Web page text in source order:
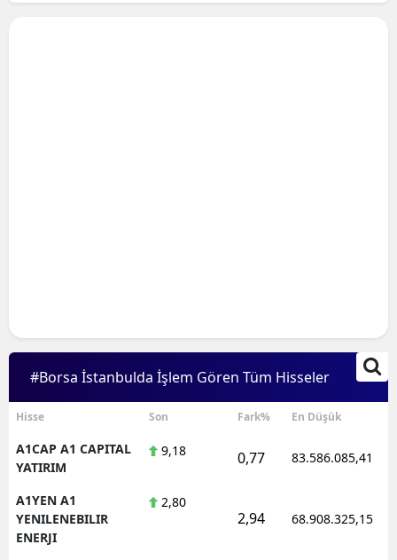
#Borsa İstanbulda İşlem Gören Tüm Hisseler
Hisse Son Fark% En Düşük
A1CAP A1 CAPITAL
YATIRIM
9,18 0,77 83.586.085,41
A1YEN A1
YENILENEBILIR
ENERJI
2,80
2,94 68.908.325,15